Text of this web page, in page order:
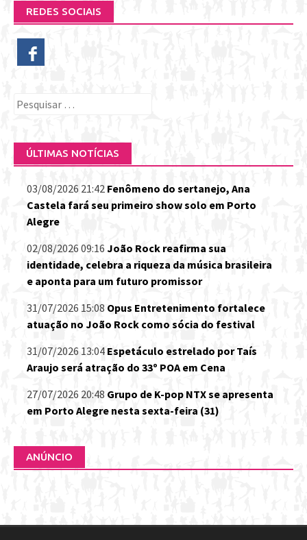
REDES SOCIAIS
Pesquisar
ÚLTIMAS NOTÍCIAS
03/08/2026 21:42 Fenômeno do sertanejo, Ana
Castela fará seu primeiro show solo em Porto
Alegre
02/08/2026 09:16 João Rock reafirma sua
identidade, celebra a riqueza da música brasileira
e aponta para um futuro promissor
31/07/2026 15:08 Opus Entretenimento fortalece
atuação no João Rock como sócia do festival
31/07/2026 13:04 Espetáculo estrelado por Taís
Araujo será atração do 33º POA em Cena
27/07/2026 20:48 Grupo de K-pop NTX se apresenta
em Porto Alegre nesta sexta-feira (31)
ANÚNCIO